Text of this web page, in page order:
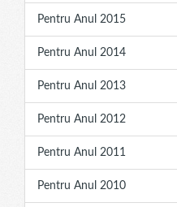
Pentru Anul 2015
Pentru Anul 2014
Pentru Anul 2013
Pentru Anul 2012
Pentru Anul 2011
Pentru Anul 2010